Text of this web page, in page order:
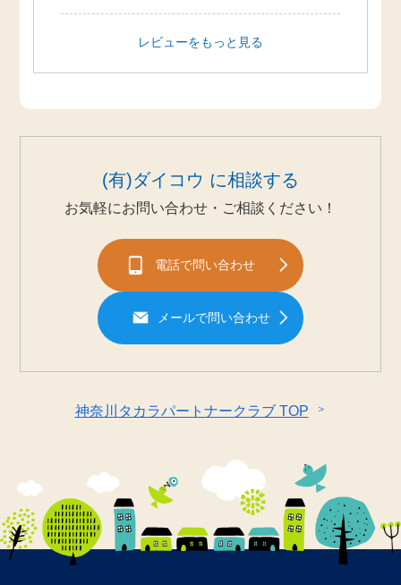
レビューをもっと見る
(有)ダイコウ に相談する
お気軽にお問い合わせ・ご相談ください！
電話で問い合わせ
メールで問い合わせ
神奈川タカラパートナークラブ TOP ＞